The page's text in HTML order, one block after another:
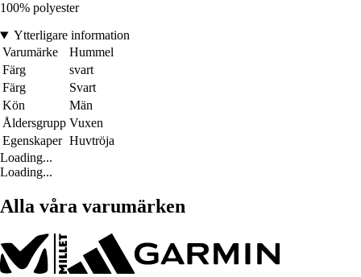
100% polyester
Ytterligare information
Varumärke
Hummel
Färg
svart
Färg
Svart
Kön
Män
Åldersgrupp Vuxen
Egenskaper Huvtröja
Loading...
Loading...
Alla våra varumärken